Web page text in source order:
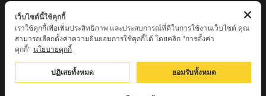
ครูบาตุ๊เจ้าปู่หว่าหลิ่ง วิระทะโย วัดเวฬุวัน อ.เชียงดาว
จ.เชียงใหม่
ครูบาศรี สุจิตโต บ้านสบก๋ง จ.ลำปาง
หลวงปู่รินทร์ กลฺยาโณ วัดเนินโบสถ์ จ.เพชรบูรณ์
เว็บไซต์นี้ใช้คุกกี้
เราใช้คุกกี้เพื่อเพิ่มประสิทธิภาพ และประสบการณ์ที่ดีในการใช้งานเว็บไซต์ คุณ
สามารถเลือกตั้งค่าความยินยอมการใช้คุกกี้ได้ โดยคลิก "การตั้งค่า
คุกกี้" นโยบายคุกกี้
ปฏิเสธทั้งหมด ยอมรับทั้งหมด